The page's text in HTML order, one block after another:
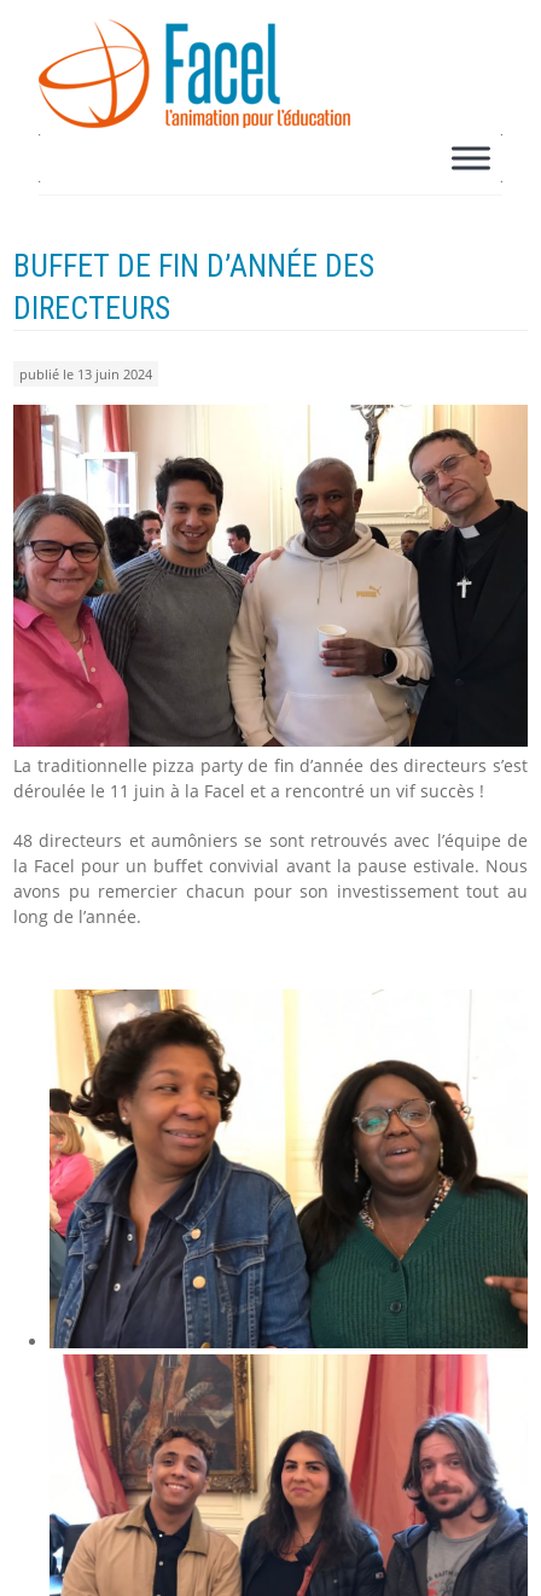
BUFFET DE FIN D’ANNÉE DES
DIRECTEURS
publié le 13 juin 2024
La traditionnelle pizza party de fin d’année des directeurs s’est
déroulée le 11 juin à la Facel et a rencontré un vif succès !
48 directeurs et aumôniers se sont retrouvés avec l’équipe de
la Facel pour un buffet convivial avant la pause estivale. Nous
avons pu remercier chacun pour son investissement tout au
long de l’année.